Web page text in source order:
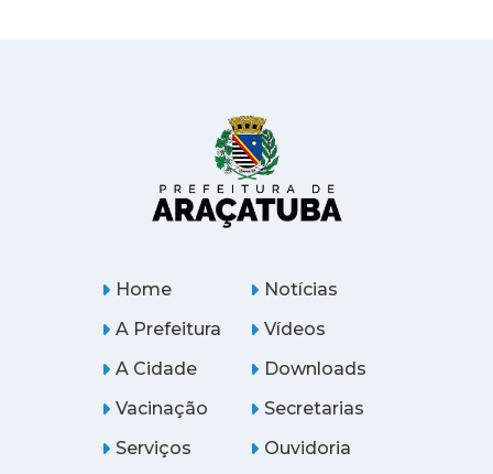
Home
A Prefeitura
A Cidade
Notícias
Vídeos
Downloads
Vacinação
Serviços
Secretarias
Ouvidoria